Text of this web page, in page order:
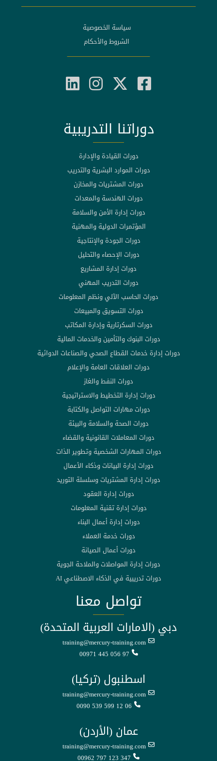
سياسة الخصوصية
الشروط والأحكام
دوراتنا التدريبية
دورات القيادة والإدارة
دورات الموارد البشرية والتدريب
دورات المشتريات والمخازن
دورات الهندسة والمعدات
دورات إدارة الأمن والسلامة
المؤتمرات الدولية والمهنية
دورات الجودة والإنتاجية
دورات الإحصاء والتحليل
دورات إدارة المشاريع
دورات التدريب المهني
دورات الحاسب الآلي ونظم المعلومات
دورات التسويق والمبيعات
دورات السكرتارية وإدارة المكاتب
دورات البنوك والتأمين والخدمات المالية
دورات إدارة خدمات القطاع الصحي والصناعات الدوائية
دورات العلاقات العامة والإعلام
دورات النفط والغاز
دورات إدارة التخطيط والاستراتيجية
دورات مهارات التواصل والكتابة
دورات الصحة والسلامة والبيئة
دورات المعاملات القانونية والقضاء
دورات المهارات الشخصية وتطوير الذات
دورات إدارة البيانات وذكاء الأعمال
دورات إدارة المشتريات وسلسلة التوريد
دورات إدارة العقود
دورات إدارة تقنية المعلومات
دورات إدارة أعمال البناء
دورات خدمة العملاء
دورات أعمال الصيانة
دورات إدارة المواصلات والملاحة الجوية
دورات تدريبية في الذكاء الاصطناعي AI
تواصل معنا
دبي (الامارات العربية المتحدة)
training@mercury-training.com
00971 445 056 97
اسطنبول (تركيا)
training@mercury-training.com
0090 539 599 12 06
عمان (الأردن)
training@mercury-training.com
00962 797 123 347